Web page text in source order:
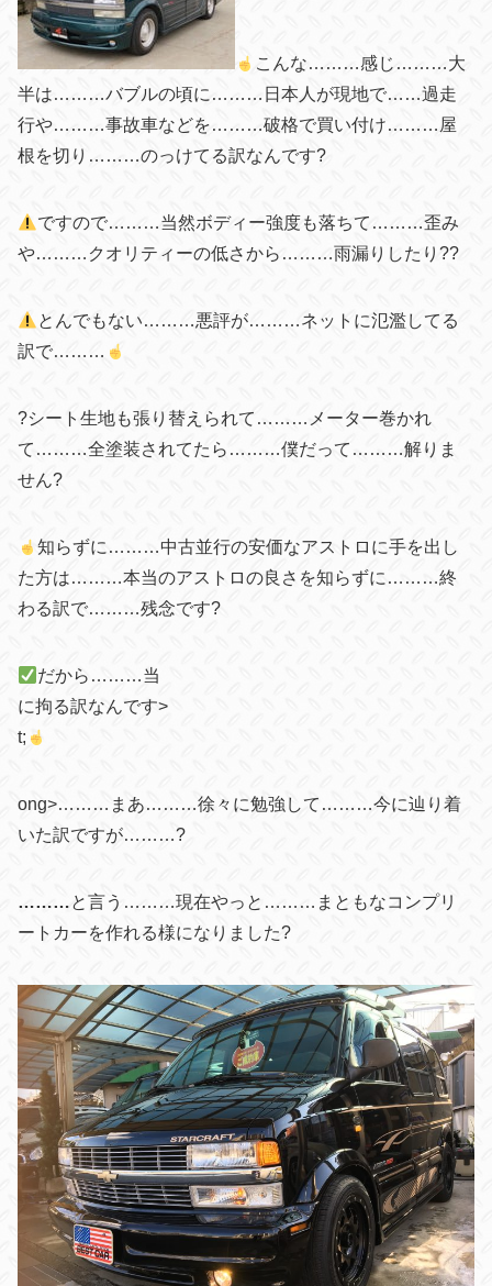
こんな………感じ………大
半は………バブルの頃に………日本人が現地で……過走
行や………事故車などを………破格で買い付け………屋
根を切り………のっけてる訳なんです?
ですので………当然ボディー強度も落ちて………歪み
や………クオリティーの低さから………雨漏りしたり??
とんでもない………悪評が………ネットに氾濫してる
訳で………
?シート生地も張り替えられて………メーター巻かれ
て………全塗装されてたら………僕だって………解りま
せん?
知らずに………中古並行の安価なアストロに手を出し
た方は………本当のアストロの良さを知らずに………終
わる訳で………残念です?
だから………当
に拘る訳なんです>
t;
ong>………まあ………徐々に勉強して………今に辿り着
いた訳ですが………?
………と言う………現在やっと………まともなコンプリ
ートカーを作れる様になりました?